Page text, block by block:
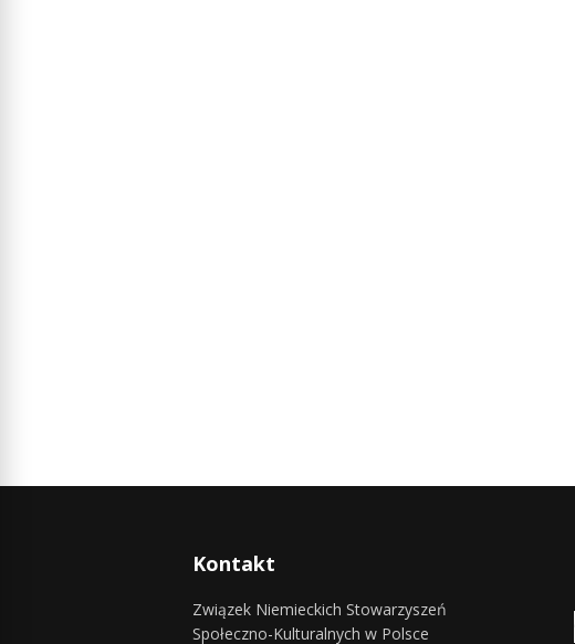
Kontakt
Związek Niemieckich Stowarzyszeń
Społeczno-Kulturalnych w Polsce